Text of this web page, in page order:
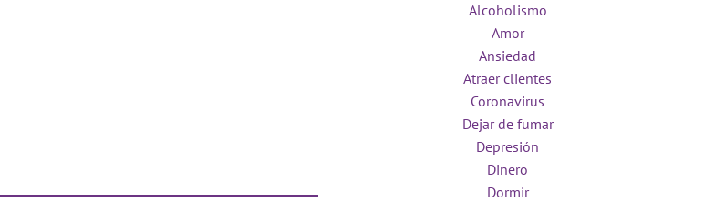
Alcoholismo
Amor
Ansiedad
Atraer clientes
Coronavirus
Dejar de fumar
Depresión
Dinero
Dormir